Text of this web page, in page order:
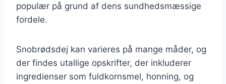
populær på grund af dens sundhedsmæssige
fordele.
Snobrødsdej kan varieres på mange måder, og
der findes utallige opskrifter, der inkluderer
ingredienser som fuldkornsmel, honning, og